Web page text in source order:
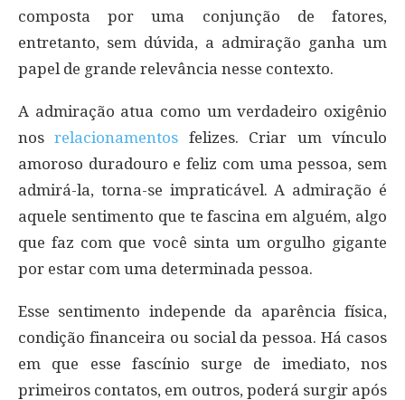
composta por uma conjunção de fatores,
entretanto, sem dúvida, a admiração ganha um
papel de grande relevância nesse contexto.
A admiração atua como um verdadeiro oxigênio
nosrelacionamentos felizes. Criar um vínculo
amoroso duradouro e feliz com uma pessoa, sem
admirá-la, torna-se impraticável. A admiração é
aquele sentimento que te fascina em alguém, algo
que faz com que você sinta um orgulho gigante
por estar com uma determinada pessoa.
Esse sentimento independe da aparência física,
condição financeira ou social da pessoa. Há casos
em que esse fascínio surge de imediato, nos
primeiros contatos, em outros, poderá surgir após